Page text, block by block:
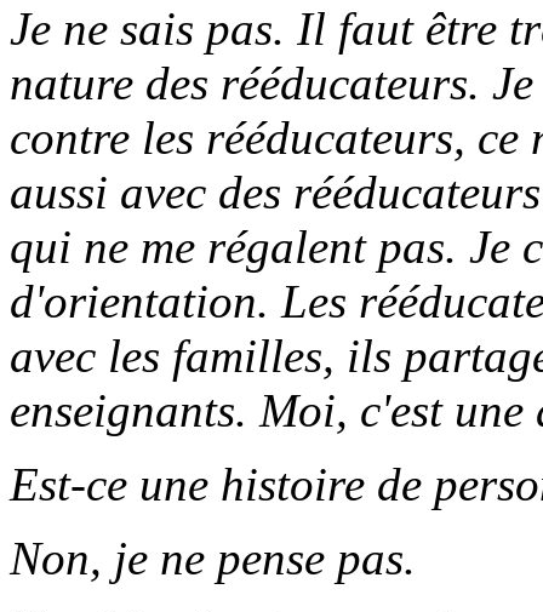
Je ne sais pas. Il faut être
nature des rééducateurs.
contre les rééducateurs,
aussi avec des
qui ne me régalent pas. Je
d'orientation. Les
avec les familles, ils
enseignants. Moi, c'est une
Est-ce une histoire de
Non, je ne pense pas.